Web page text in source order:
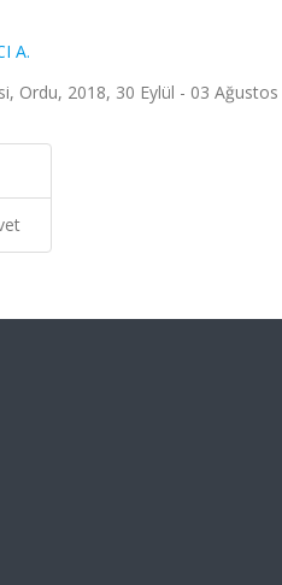
A.
Ordu, 2018, 30 Eylül - 03